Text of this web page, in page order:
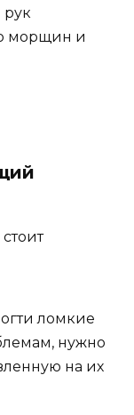
морщин и
ломкие
нужно
на их